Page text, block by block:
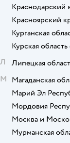
Краснодарский
Красноярский
Курганская
Курская область
Л
Липецкая
М Магаданская
Марий Эл
Мордовия
Москва и
Мурманская